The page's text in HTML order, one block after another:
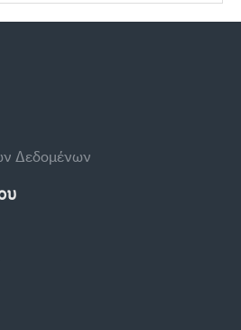
Δεδομένων